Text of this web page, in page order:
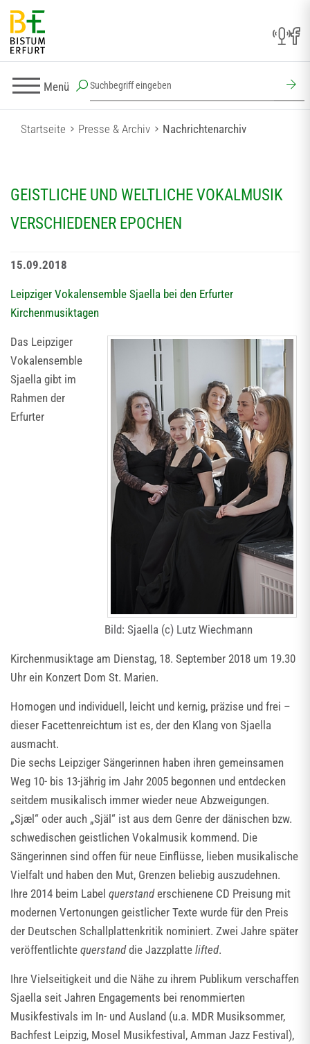
Menü
Startseite Presse & Archiv Nachrichtenarchiv
GEISTLICHE UND WELTLICHE VOKALMUSIK
VERSCHIEDENER EPOCHEN
15.09.2018
Leipziger Vokalensemble Sjaella bei den Erfurter
Kirchenmusiktagen
Bild: Sjaella (c) Lutz Wiechmann
Das Leipziger
Vokalensemble
Sjaella gibt im
Rahmen der
Erfurter
Kirchenmusiktage am Dienstag, 18. September 2018 um 19.30
Uhr ein Konzert Dom St. Marien.
Homogen und individuell, leicht und kernig, präzise und frei –
dieser Facettenreichtum ist es, der den Klang von Sjaella
ausmacht.
Die sechs Leipziger Sängerinnen haben ihren gemeinsamen
Weg 10- bis 13-jährig im Jahr 2005 begonnen und entdecken
seitdem musikalisch immer wieder neue Abzweigungen.
„Sjæl“ oder auch „Själ“ ist aus dem Genre der dänischen bzw.
schwedischen geistlichen Vokalmusik kommend. Die
Sängerinnen sind offen für neue Einflüsse, lieben musikalische
Vielfalt und haben den Mut, Grenzen beliebig auszudehnen.
Ihre 2014 beim Label querstanderschienene CD Preisung mit
modernen Vertonungen geistlicher Texte wurde für den Preis
der Deutschen Schallplattenkritik nominiert. Zwei Jahre später
veröffentlichte querstanddie Jazzplatte lifted.
Ihre Vielseitigkeit und die Nähe zu ihrem Publikum verschaffen
Sjaella seit Jahren Engagements bei renommierten
Musikfestivals im In- und Ausland (u.a. MDR Musiksommer,
Bachfest Leipzig, Mosel Musikfestival, Amman Jazz Festival),